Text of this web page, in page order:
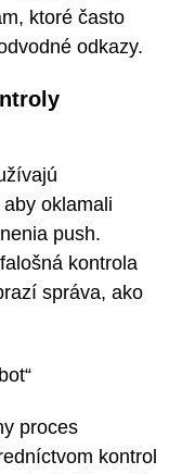
ktoré často
odkazy.
oklamali
push.
kontrola
správa, ako
proces
kontrol